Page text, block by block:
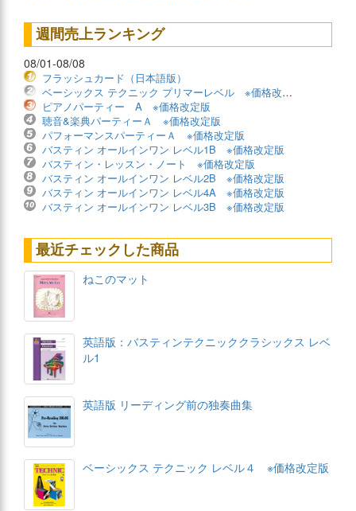
週間売上ランキング
08/01-08/08
フラッシュカード（日本語版）
ベーシックス テクニック プリマーレベル ※価格改定版
ピアノパーティー A ※価格改定版
聴音&楽典パーティーＡ ※価格改定版
パフォーマンスパーティーＡ ※価格改定版
バスティン オールインワン レベル1B ※価格改定版
バスティン・レッスン・ノート ※価格改定版
バスティン オールインワン レベル2B ※価格改定版
バスティン オールインワン レベル4A ※価格改定版
バスティン オールインワン レベル3B ※価格改定版
最近チェックした商品
ねこのマット
英語版：バスティンテクニッククラシックス レベ
ル1
英語版 リーディング前の独奏曲集
ベーシックス テクニック レベル４ ※価格改定版